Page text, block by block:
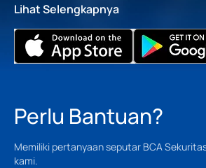
Lihat Selengkapnya
Perlu Bantuan?
Memiliki pertanyaan seputar BCA
kami.